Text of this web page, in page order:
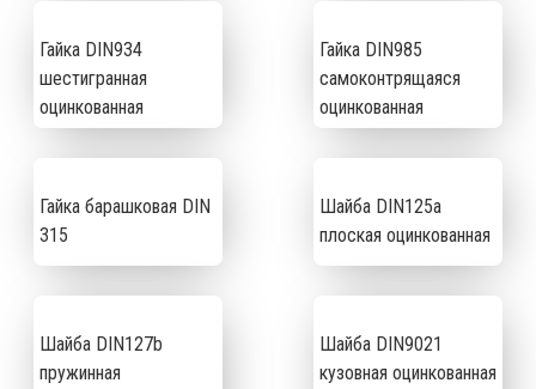
Гайка DIN934
шестигранная
оцинкованная
Гайка DIN985
самоконтрящаяся
оцинкованная
Гайка барашковая DIN
315
Шайба DIN125а
плоская оцинкованная
Шайба DIN127b
пружинная
Шайба DIN9021
кузовная оцинкованная